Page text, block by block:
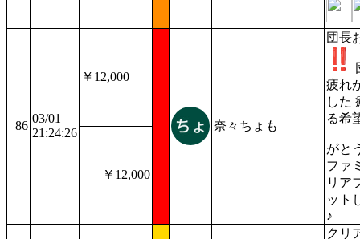
86
03/01
21:24:26
￥12,000
奈々ちょも
団長
疲れ
した
る希
がと
ファ
リア
ット
♪
￥12,000
クリ